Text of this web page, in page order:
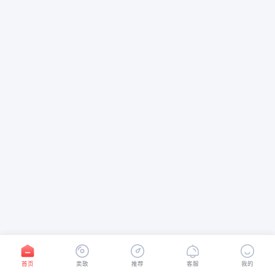
首页 卖歌 推荐 客服 我的